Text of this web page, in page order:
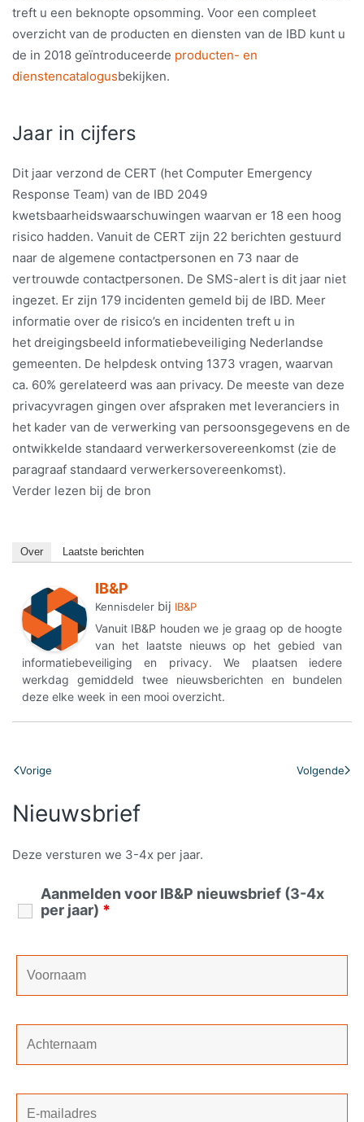
treft u een beknopte opsomming. Voor een compleet
overzicht van de producten en diensten van de IBD kunt u
de in 2018 geïntroduceerde producten- en
dienstencatalogusbekijken.
Jaar in cijfers
Dit jaar verzond de CERT (het Computer Emergency
Response Team) van de IBD 2049
kwetsbaarheidswaarschuwingen waarvan er 18 een hoog
risico hadden. Vanuit de CERT zijn 22 berichten gestuurd
naar de algemene contactpersonen en 73 naar de
vertrouwde contactpersonen. De SMS-alert is dit jaar niet
ingezet. Er zijn 179 incidenten gemeld bij de IBD. Meer
informatie over de risico’s en incidenten treft u in
het dreigingsbeeld informatiebeveiliging Nederlandse
gemeenten. De helpdesk ontving 1373 vragen, waarvan
ca. 60% gerelateerd was aan privacy. De meeste van deze
privacyvragen gingen over afspraken met leveranciers in
het kader van de verwerking van persoonsgegevens en de
ontwikkelde standaard verwerkersovereenkomst (zie de
paragraaf standaard verwerkersovereenkomst).
Verder lezen bij de bron
Over Laatste berichten
IB&P
Kennisdeler bij IB&P
Vanuit IB&P houden we je graag op de hoogte
van het laatste nieuws op het gebied van
informatiebeveiliging en privacy. We plaatsen iedere
werkdag gemiddeld twee nieuwsberichten en bundelen
deze elke week in een mooi overzicht.
Vorige Volgende
Nieuwsbrief
Deze versturen we 3-4x per jaar.
Aanmelden voor IB&P nieuwsbrief (3-4x
per jaar) *